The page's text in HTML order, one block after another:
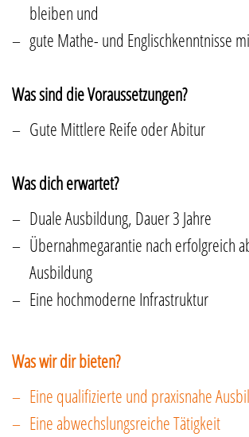
bleiben und
gute Mathe- und Englischkenntnisse
Was sind die Voraussetzungen?
Gute Mittlere Reife oder Abitur
Was dich erwartet?
Duale Ausbildung, Dauer 3 Jahre
Übernahmegarantie nach erfolgreich
Ausbildung
Eine hochmoderne Infrastruktur
Was wir dir bieten?
Eine qualifizierte und praxisnahe
Eine abwechslungsreiche Tätigkeit